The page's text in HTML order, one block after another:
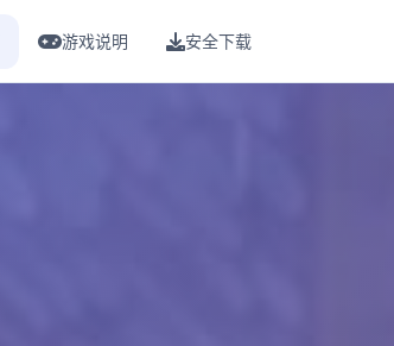
游戏说明 安全下载